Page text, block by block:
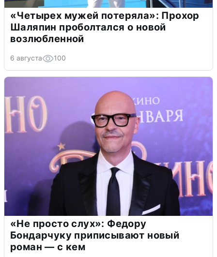
«Четырех мужей потеряла»: Прохор
Шаляпин проболтался о новой
возлюбленной
6 августа 100
«Не просто слух»: Федору
Бондарчуку приписывают новый
роман — с кем